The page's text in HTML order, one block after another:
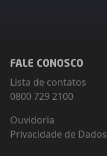
FALE CONOSCO
Lista de contatos
0800 729 2100
Ouvidoria
Privacidade de Dados